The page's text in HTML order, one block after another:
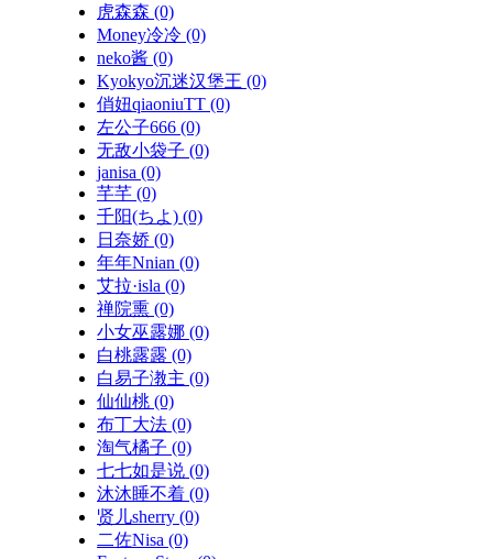
虎森森 (0)
Money冷冷 (0)
neko酱 (0)
Kyokyo沉迷汉堡王 (0)
俏妞qiaoniuTT (0)
左公子666 (0)
无敌小袋子 (0)
janisa (0)
芊芊 (0)
千阳(ちよ) (0)
日奈娇 (0)
年年Nnian (0)
艾拉·isla (0)
禅院熏 (0)
小女巫露娜 (0)
白桃露露 (0)
白易子漖主 (0)
仙仙桃 (0)
布丁大法 (0)
淘气橘子 (0)
七七如是说 (0)
沐沐睡不着 (0)
贤儿sherry (0)
二佐Nisa (0)